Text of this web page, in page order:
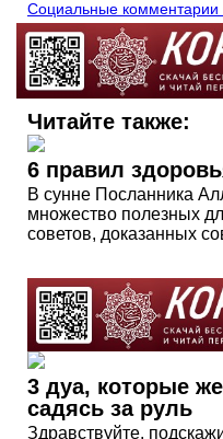
Социальные комментарии
Читайте также:
6 правил
В сунне Посланника
множество полезных
советов, доказанных
3 дуа, которые
садясь за руль
Здравствуйте,